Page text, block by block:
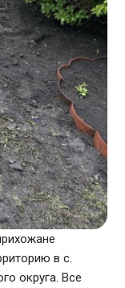
в с.
округа. Все